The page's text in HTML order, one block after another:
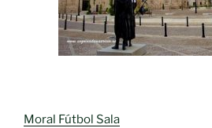
Moral Fútbol Sala